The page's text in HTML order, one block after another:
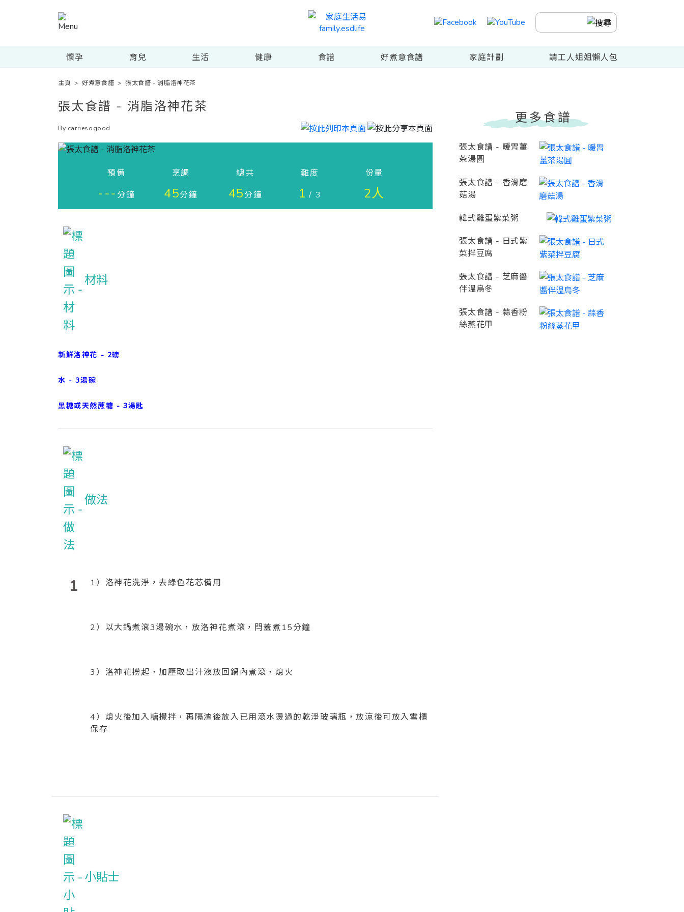
懷孕 育兒 生活 健康 食譜 好煮意食譜 家庭計劃 請工人姐姐懶人包
主頁 >好煮意食譜 >張太食譜 - 消脂洛神花茶
張太食譜 - 消脂洛神花茶
By carriesogood
預備
---分鐘
烹調
45分鐘
總共
45分鐘
難度
1 / 3
份量
2人
材料
新鮮洛神花 - 2磅
水 - 3湯碗
黑糖或天然蔗糖 - 3湯匙
做法
1 1）洛神花洗淨，去綠色花芯備用
2）以大鍋煮滾3湯碗水，放洛神花煮滾，閂蓋煮15分鐘
3）洛神花撈起，加壓取出汁液放回鍋內煮滾，熄火
4）熄火後加入糖攪拌，再隔渣後放入已用滾水燙過的乾淨玻璃瓶，放涼後可放入雪櫃
保存
小貼士
更多食譜
張太食譜 - 暖胃薑
茶湯圓
張太食譜 - 香滑磨
菇湯
韓式雞蛋紫菜粥
張太食譜 - 日式紫
菜拌豆腐
張太食譜 - 芝麻醬
伴溫烏冬
張太食譜 - 蒜香粉
絲蒸花甲